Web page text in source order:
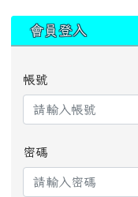
會員登入
帳號
密碼